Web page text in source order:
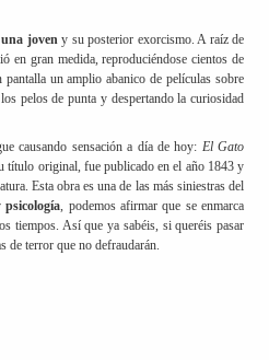
joveny su posterior exorcismo. A raíz de
en gran medida, reproduciéndose cientos de
un amplio abanico de películas sobre
pelos de punta y despertando la curiosidad
causando sensación a día de hoy: El Gato
título original, fue publicado en el año 1843 y
Esta obra es una de las más siniestras del
, podemos afirmar que se enmarca
tiempos. Así que ya sabéis, si queréis pasar
de terror que no defraudarán.